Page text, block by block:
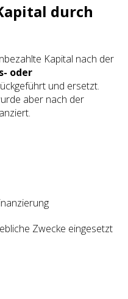
durch
Kapital nach der
oder
und ersetzt.
aber nach der
Zwecke eingesetzt